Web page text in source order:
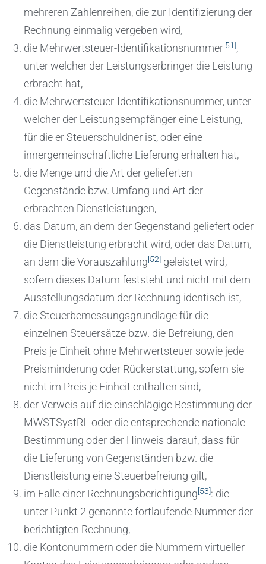
mehreren Zahlenreihen, die zur Identifizierung der
Rechnung einmalig vergeben wird,
die Mehrwertsteuer-Identifikationsnummer[51],
unter welcher der Leistungserbringer die Leistung
erbracht hat,
die Mehrwertsteuer-Identifikationsnummer, unter
welcher der Leistungsempfänger eine Leistung,
für die er Steuerschuldner ist, oder eine
innergemeinschaftliche Lieferung erhalten hat,
die Menge und die Art der gelieferten
Gegenstände bzw. Umfang und Art der
erbrachten Dienstleistungen,
das Datum, an dem der Gegenstand geliefert oder
die Dienstleistung erbracht wird, oder das Datum,
an dem die Vorauszahlung[52] geleistet wird,
sofern dieses Datum feststeht und nicht mit dem
Ausstellungsdatum der Rechnung identisch ist,
die Steuerbemessungsgrundlage für die
einzelnen Steuersätze bzw. die Befreiung, den
Preis je Einheit ohne Mehrwertsteuer sowie jede
Preisminderung oder Rückerstattung, sofern sie
nicht im Preis je Einheit enthalten sind,
der Verweis auf die einschlägige Bestimmung der
MWSTSystRL oder die entsprechende nationale
Bestimmung oder der Hinweis darauf, dass für
die Lieferung von Gegenständen bzw. die
Dienstleistung eine Steuerbefreiung gilt,
im Falle einer Rechnungsberichtigung[53]: die
unter Punkt 2 genannte fortlaufende Nummer der
berichtigten Rechnung,
die Kontonummern oder die Nummern virtueller